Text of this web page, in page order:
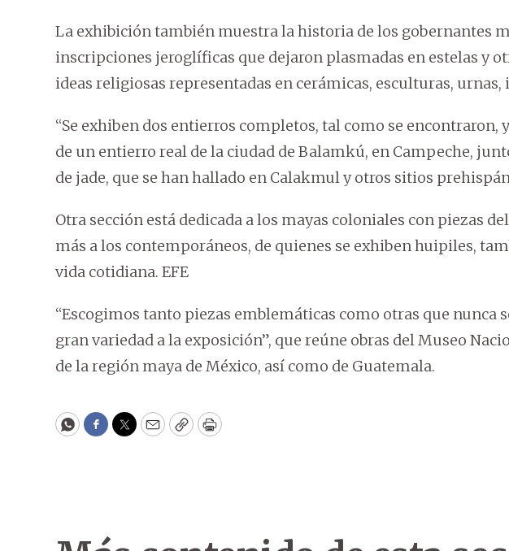
La exhibición también muestra la historia de los gobernantes
inscripciones jeroglíficas que dejaron plasmadas en estelas y
ideas religiosas representadas en cerámicas, esculturas, urnas,
“Se exhiben dos entierros completos, tal como se encontraron,
de un entierro real de la ciudad de Balamkú, en Campeche,
de jade, que se han hallado en Calakmul y otros sitios
Otra sección está dedicada a los mayas coloniales con piezas
más a los contemporáneos, de quienes se exhiben huipiles,
vida cotidiana. EFE
“Escogimos tanto piezas emblemáticas como otras que nunca
gran variedad a la exposición”, que reúne obras del Museo
de la región maya de México, así como de Guatemala.
WhatsApp
Facebook
Twitter
EmailCopyPrint